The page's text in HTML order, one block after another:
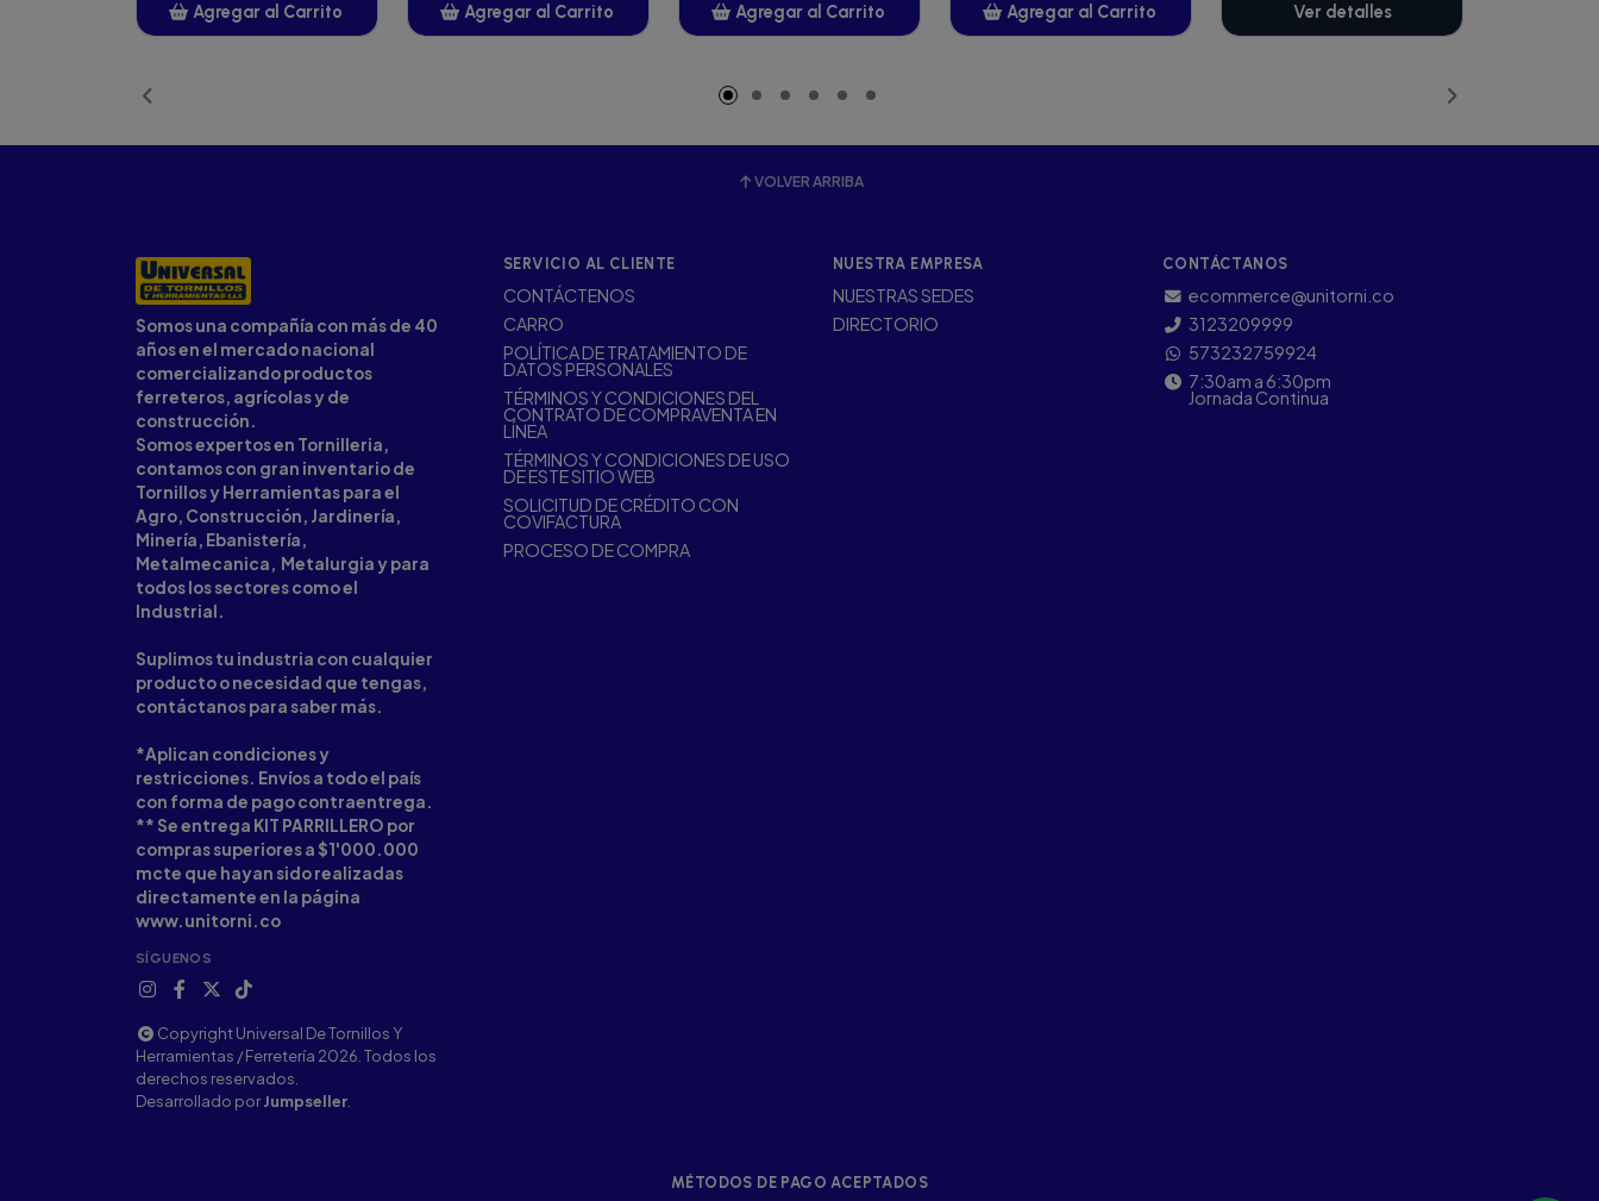
Agregar al Carrito Agregar al Carrito Agregar al Carrito Agregar al Carrito Ver detalles
VOLVER ARRIBA
Somos una compañía con más de 40
años en el mercado nacional
comercializando productos
ferreteros, agrícolas y de
construcción.
Somos expertos en Tornilleria,
contamos con gran inventario de
Tornillos y Herramientas para el
Agro, Construcción, Jardinería,
Minería, Ebanistería,
Metalmecanica, Metalurgia y para
todos los sectores como el
Industrial.
Suplimos tu industria con cualquier
producto o necesidad que tengas,
contáctanos para saber más.
*Aplican condiciones y
restricciones. Envíos a todo el país
con forma de pago contraentrega.
** Se entrega KIT PARRILLERO por
compras superiores a $1'000.000
mcte que hayan sido realizadas
directamente en la página
www.unitorni.co
SÍGUENOS
Copyright Universal De Tornillos Y
Herramientas / Ferretería 2026. Todos los
derechos reservados.
Desarrollado porJumpseller
SERVICIO AL CLIENTE
CONTÁCTENOS
CARRO
POLÍTICA DE TRATAMIENTO DE
DATOS PERSONALES
TÉRMINOS Y CONDICIONES DEL
CONTRATO DE COMPRAVENTA EN
LÍNEA
TÉRMINOS Y CONDICIONES DE USO
DE ESTE SITIO WEB
SOLICITUD DE CRÉDITO CON
COVIFACTURA
PROCESO DE COMPRA
NUESTRA EMPRESA
NUESTRAS SEDES
DIRECTORIO
CONTÁCTANOS
ecommerce@unitorni.co
3123209999
573232759924
7:30am a 6:30pm
Jornada Continua
MÉTODOS DE PAGO ACEPTADOS